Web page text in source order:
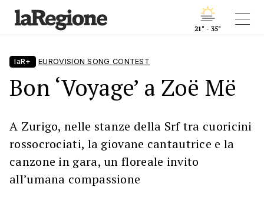
21° - 35°
laR+ EUROVISION SONG CONTEST
Bon ‘Voyage’ a Zoë Më
A Zurigo, nelle stanze della Srf tra cuoricini
rossocrociati, la giovane cantautrice e la
canzone in gara, un floreale invito
all’umana compassione